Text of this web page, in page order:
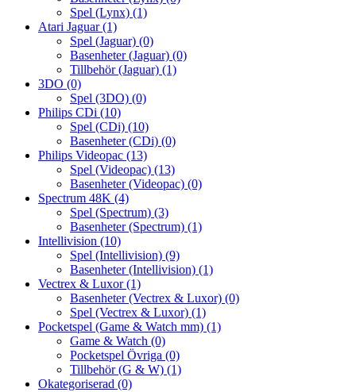
Spel (Lynx) (1)
Atari Jaguar(1)
Spel (Jaguar) (0)
Basenheter (Jaguar) (0)
Tillbehör (Jaguar) (1)
3DO (0)
Spel (3DO) (0)
Philips CDi (10)
Spel (CDi) (10)
Basenheter (CDi) (0)
Philips Videopac (13)
Spel (Videopac) (13)
Basenheter (Videopac) (0)
Spectrum 48K (4)
Spel (Spectrum) (3)
Basenheter (Spectrum) (1)
Intellivision (10)
Spel (Intellivision) (9)
Basenheter (Intellivision) (1)
Vectrex & Luxor(1)
Basenheter (Vectrex & Luxor) (0)
Spel (Vectrex & Luxor) (1)
Pocketspel (Game & Watch mm) (1)
Game & Watch (0)
Pocketspel Övriga (0)
Tillbehör (G & W) (1)
Okategoriserad (0)